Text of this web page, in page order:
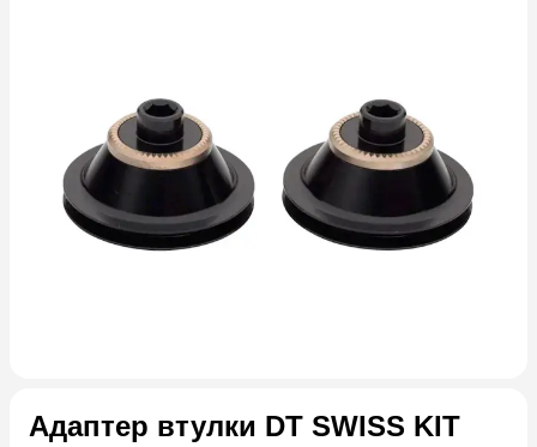
Адаптер втулки DT SWISS KIT